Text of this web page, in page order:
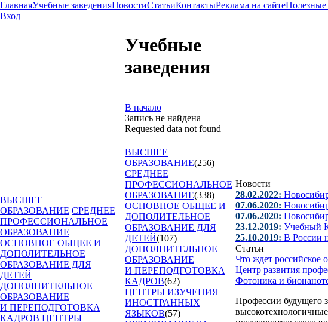
ГлавнаяУчебные заведенияНовостиСтатьиКонтактыРеклама на сайтеПолезные
Вход
ВЫСШЕЕ
ОБРАЗОВАНИЕ СРЕДНЕЕ
ПРОФЕССИОНАЛЬНОЕ
ОБРАЗОВАНИЕ
ОСНОВНОЕ ОБЩЕЕ И
ДОПОЛИТЕЛЬНОЕ
ОБРАЗОВАНИЕ ДЛЯ
ДЕТЕЙ
ДОПОЛНИТЕЛЬНОЕ
ОБРАЗОВАНИЕ
И ПЕРЕПОДГОТОВКА
КАДРОВ ЦЕНТРЫ
Учебные
заведения
В начало
Запись не найдена
Requested data not found
ВЫСШЕЕ
ОБРАЗОВАНИЕ(256)
СРЕДНЕЕ
ПРОФЕССИОНАЛЬНОЕ
ОБРАЗОВАНИЕ(338)
ОСНОВНОЕ ОБЩЕЕ И
ДОПОЛИТЕЛЬНОЕ
ОБРАЗОВАНИЕ ДЛЯ
ДЕТЕЙ(107)
ДОПОЛНИТЕЛЬНОЕ
ОБРАЗОВАНИЕ
И ПЕРЕПОДГОТОВКА
КАДРОВ(62)
ЦЕНТРЫ ИЗУЧЕНИЯ
ИНОСТРАННЫХ
ЯЗЫКОВ(57)
Новости
28.02.2022:
07.06.2020:
07.06.2020:
23.12.2019: Учебный
25.10.2019: В России
Статьи
Что ждет российское
Центр развития
Фотоника и
Профессии будущего